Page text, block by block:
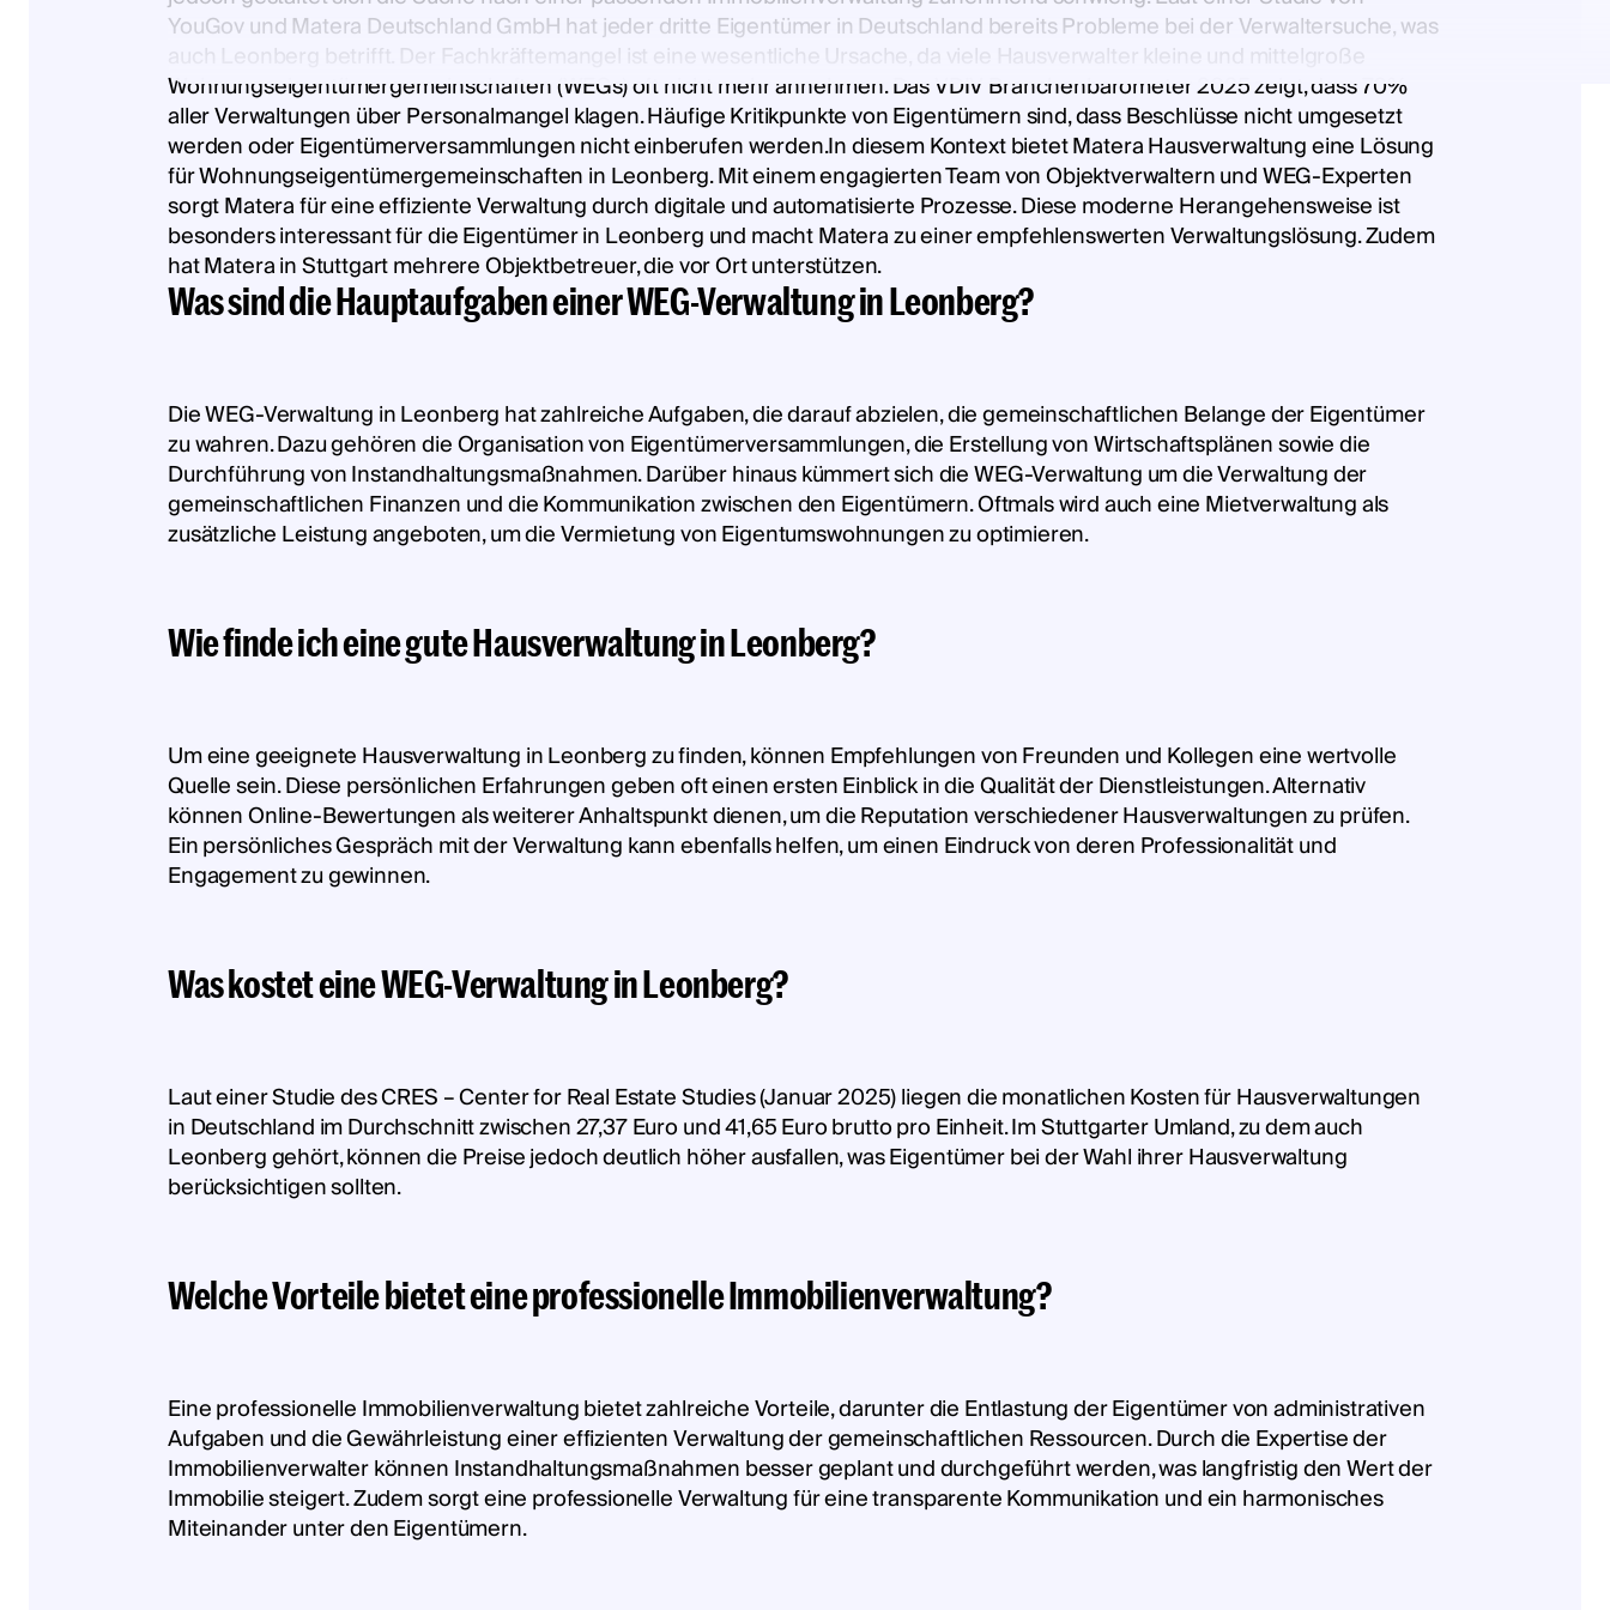
YouGov und Matera Deutschland GmbH hat jeder dritte Eigentümer in Deutschland bereits Probleme bei der Verwaltersuche, was
auch Leonberg betrifft. Der Fachkräftemangel ist eine wesentliche Ursache, da viele Hausverwalter kleine und mittelgroße
Wohnungseigentümergemeinschaften (WEGs) oft nicht mehr annehmen. Das VDIV Branchenbarometer 2025 zeigt, dass 70%
aller Verwaltungen über Personalmangel klagen. Häufige Kritikpunkte von Eigentümern sind, dass Beschlüsse nicht umgesetzt
werden oder Eigentümerversammlungen nicht einberufen werden.In diesem Kontext bietet Matera Hausverwaltung eine Lösung
für Wohnungseigentümergemeinschaften in Leonberg. Mit einem engagierten Team von Objektverwaltern und WEG-Experten
sorgt Matera für eine effiziente Verwaltung durch digitale und automatisierte Prozesse. Diese moderne Herangehensweise ist
besonders interessant für die Eigentümer in Leonberg und macht Matera zu einer empfehlenswerten Verwaltungslösung. Zudem
hat Matera in Stuttgart mehrere Objektbetreuer, die vor Ort unterstützen.
Was sind die Hauptaufgaben einer WEG-Verwaltung in Leonberg?
Die WEG-Verwaltung in Leonberg hat zahlreiche Aufgaben, die darauf abzielen, die gemeinschaftlichen Belange der Eigentümer
zu wahren. Dazu gehören die Organisation von Eigentümerversammlungen, die Erstellung von Wirtschaftsplänen sowie die
Durchführung von Instandhaltungsmaßnahmen. Darüber hinaus kümmert sich die WEG-Verwaltung um die Verwaltung der
gemeinschaftlichen Finanzen und die Kommunikation zwischen den Eigentümern. Oftmals wird auch eine Mietverwaltung als
zusätzliche Leistung angeboten, um die Vermietung von Eigentumswohnungen zu optimieren.
Wie finde ich eine gute Hausverwaltung in Leonberg?
Um eine geeignete Hausverwaltung in Leonberg zu finden, können Empfehlungen von Freunden und Kollegen eine wertvolle
Quelle sein. Diese persönlichen Erfahrungen geben oft einen ersten Einblick in die Qualität der Dienstleistungen. Alternativ
können Online-Bewertungen als weiterer Anhaltspunkt dienen, um die Reputation verschiedener Hausverwaltungen zu prüfen.
Ein persönliches Gespräch mit der Verwaltung kann ebenfalls helfen, um einen Eindruck von deren Professionalität und
Engagement zu gewinnen.
Was kostet eine WEG-Verwaltung in Leonberg?
Laut einer Studie des CRES – Center for Real Estate Studies (Januar 2025) liegen die monatlichen Kosten für Hausverwaltungen
in Deutschland im Durchschnitt zwischen 27,37 Euro und 41,65 Euro brutto pro Einheit. Im Stuttgarter Umland, zu dem auch
Leonberg gehört, können die Preise jedoch deutlich höher ausfallen, was Eigentümer bei der Wahl ihrer Hausverwaltung
berücksichtigen sollten.
Welche Vorteile bietet eine professionelle Immobilienverwaltung?
Eine professionelle Immobilienverwaltung bietet zahlreiche Vorteile, darunter die Entlastung der Eigentümer von administrativen
Aufgaben und die Gewährleistung einer effizienten Verwaltung der gemeinschaftlichen Ressourcen. Durch die Expertise der
Immobilienverwalter können Instandhaltungsmaßnahmen besser geplant und durchgeführt werden, was langfristig den Wert der
Immobilie steigert. Zudem sorgt eine professionelle Verwaltung für eine transparente Kommunikation und ein harmonisches
Miteinander unter den Eigentümern.